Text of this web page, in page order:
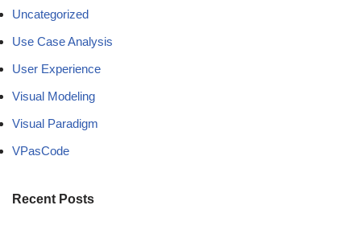
Uncategorized
Use Case Analysis
User Experience
Visual Modeling
Visual Paradigm
VPasCode
Recent Posts